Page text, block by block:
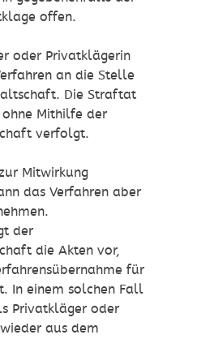
offen.
oder Privatklägerin
an die Stelle
Die Straftat
Mithilfe der
verfolgt.
Mitwirkung
das Verfahren aber
der
die Akten vor,
für
In einem solchen Fall
Privatkläger oder
aus dem